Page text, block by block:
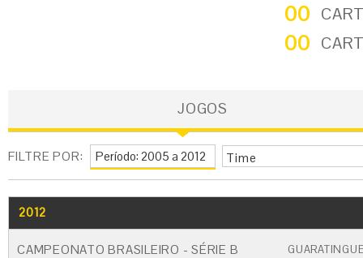
00
00
JOGOS
FILTRE POR: Time
2012
CAMPEONATO BRASILEIRO - SÉRIE B